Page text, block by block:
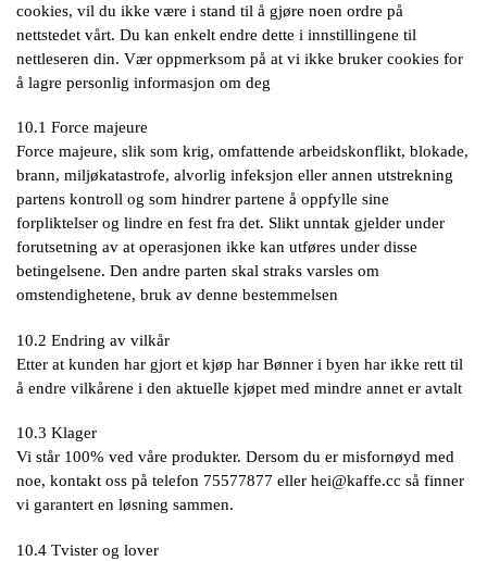
cookies, vil du ikke være i stand til å gjøre noen ordre på
nettstedet vårt. Du kan enkelt endre dette i innstillingene til
nettleseren din. Vær oppmerksom på at vi ikke bruker cookies for
å lagre personlig informasjon om deg
10.1 Force majeure
Force majeure, slik som krig, omfattende arbeidskonflikt, blokade,
brann, miljøkatastrofe, alvorlig infeksjon eller annen utstrekning
partens kontroll og som hindrer partene å oppfylle sine
forpliktelser og lindre en fest fra det. Slikt unntak gjelder under
forutsetning av at operasjonen ikke kan utføres under disse
betingelsene. Den andre parten skal straks varsles om
omstendighetene, bruk av denne bestemmelsen
10.2 Endring av vilkår
Etter at kunden har gjort et kjøp har Bønner i byen har ikke rett til
å endre vilkårene i den aktuelle kjøpet med mindre annet er avtalt
10.3 Klager
Vi står 100% ved våre produkter. Dersom du er misfornøyd med
noe, kontakt oss på telefon 75577877 eller hei@kaffe.cc så finner
vi garantert en løsning sammen.
10.4 Tvister og lover